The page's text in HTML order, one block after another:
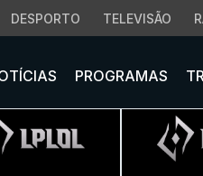
DESPORTO TELEVISÃO
PROGRAMAS